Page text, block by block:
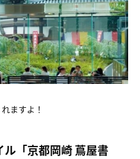
ますよ！
ル「京都岡崎 蔦屋書